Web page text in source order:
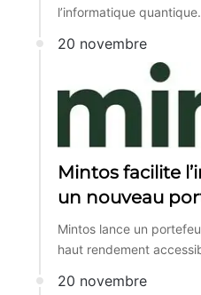
l’informatique quantique.
20 novembre
Mintos facilite
un nouveau
Mintos lance un
haut rendement
20 novembre